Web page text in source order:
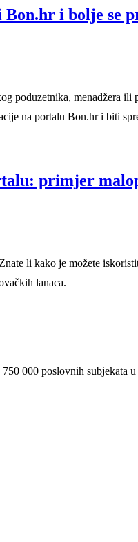
Bon.hr i bolje se
poduzetnika, menadžera
na portalu Bon.hr i biti
primjer
li kako je možete
lanaca.
000 poslovnih